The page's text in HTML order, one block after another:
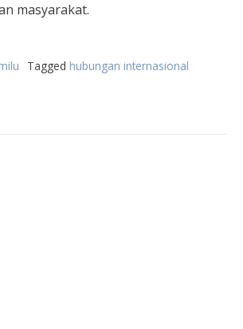
masyarakat.
Tagged hubungan internasional